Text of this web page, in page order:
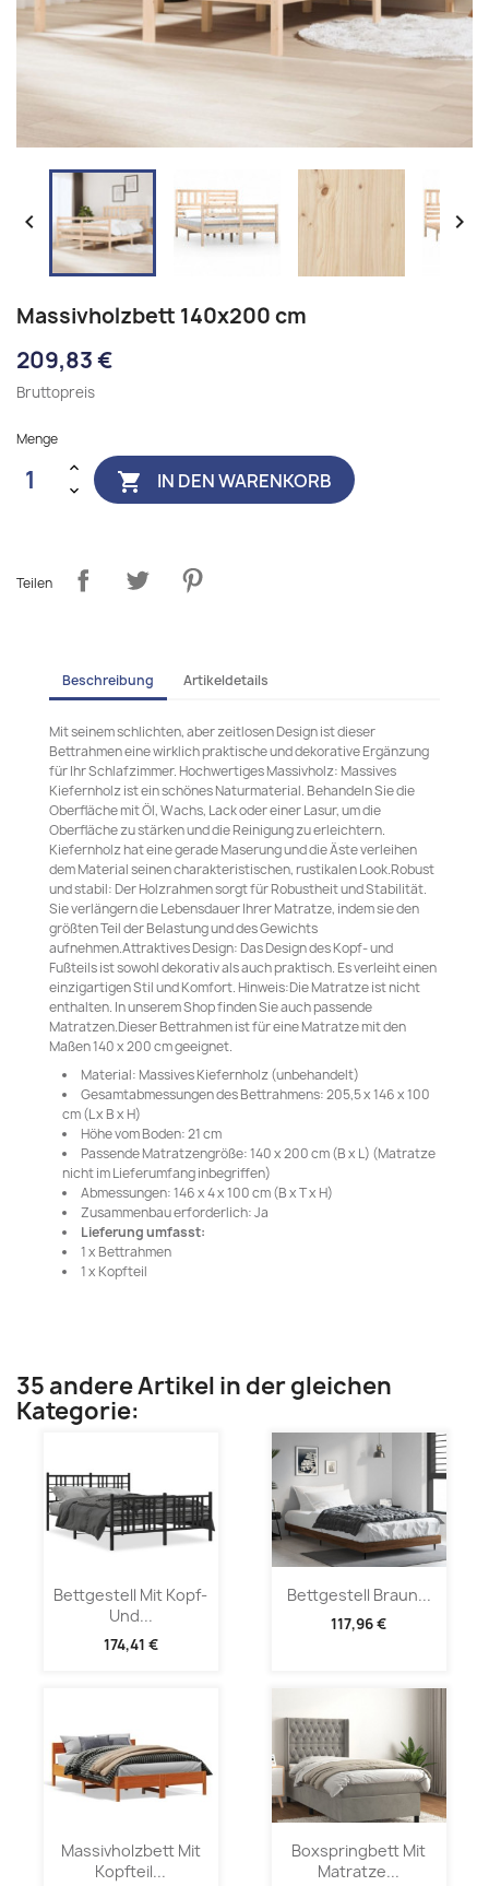
 
Massivholzbett 140x200 cm
209,83 €
Bruttopreis
Menge
 IN DEN WARENKORB
Teilen
Beschreibung Artikeldetails
Mit seinem schlichten, aber zeitlosen Design ist dieser
Bettrahmen eine wirklich praktische und dekorative Ergänzung
für Ihr Schlafzimmer. Hochwertiges Massivholz: Massives
Kiefernholz ist ein schönes Naturmaterial. Behandeln Sie die
Oberfläche mit Öl, Wachs, Lack oder einer Lasur, um die
Oberfläche zu stärken und die Reinigung zu erleichtern.
Kiefernholz hat eine gerade Maserung und die Äste verleihen
dem Material seinen charakteristischen, rustikalen Look.Robust
und stabil: Der Holzrahmen sorgt für Robustheit und Stabilität.
Sie verlängern die Lebensdauer Ihrer Matratze, indem sie den
größten Teil der Belastung und des Gewichts
aufnehmen.Attraktives Design: Das Design des Kopf- und
Fußteils ist sowohl dekorativ als auch praktisch. Es verleiht einen
einzigartigen Stil und Komfort. Hinweis:Die Matratze ist nicht
enthalten. In unserem Shop finden Sie auch passende
Matratzen.Dieser Bettrahmen ist für eine Matratze mit den
Maßen 140 x 200 cm geeignet.
Material: Massives Kiefernholz (unbehandelt)
Gesamtabmessungen des Bettrahmens: 205,5 x 146 x 100
cm (L x B x H)
Höhe vom Boden: 21 cm
Passende Matratzengröße: 140 x 200 cm (B x L) (Matratze
nicht im Lieferumfang inbegriffen)
Abmessungen: 146 x 4 x 100 cm (B x T x H)
Zusammenbau erforderlich: Ja
Lieferung umfasst:
1 x Bettrahmen
1 x Kopfteil
35 andere Artikel in der gleichen
Kategorie:
Bettgestell Mit Kopf-
Und...
174,41 €
Bettgestell Braun...
117,96 €
Massivholzbett Mit
Kopfteil...
Boxspringbett Mit
Matratze...